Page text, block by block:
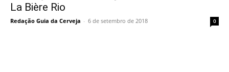
La Bière Rio
Redação Guia da Cerveja - 6 de setembro de 2018 0